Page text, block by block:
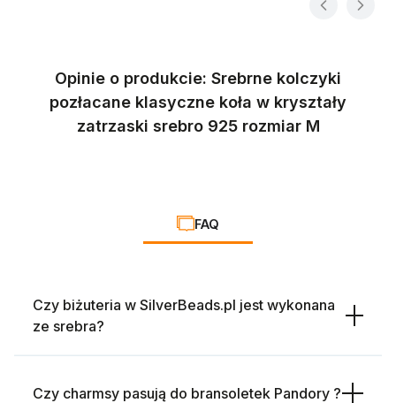
Opinie o produkcie: Srebrne kolczyki
pozłacane klasyczne koła w kryształy
zatrzaski srebro 925 rozmiar M
FAQ
Czy biżuteria w SilverBeads.pl jest wykonana
ze srebra?
Czy charmsy pasują do bransoletek Pandory ?